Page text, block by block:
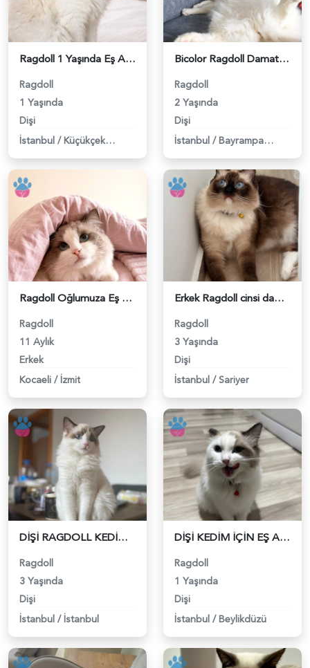
Ragdoll 1 Yaşında Eş Arıyor - 118982749
Ragdoll
1 Yaşında
Dişi
İstanbul / Küçükçekmece
Bicolor Ragdoll Damat Aranıyor - 118982193
Ragdoll
2 Yaşında
Dişi
İstanbul / Bayrampaşa
Ragdoll Oğlumuza Eş Arıyoruz - 118981795
Ragdoll
11 Aylık
Erkek
Kocaeli / İzmit
Erkek Ragdoll cinsi damat adayı arıyoruz - 118981523
Ragdoll
3 Yaşında
Dişi
İstanbul / Sariyer
DİŞİ RAGDOLL KEDİMİZE EŞ ARIYORUZ. - 118981480
Ragdoll
3 Yaşında
Dişi
İstanbul / İstanbul
DİŞİ KEDİM İÇİN EŞ ARIYORUZ - 118981305
Ragdoll
1 Yaşında
Dişi
İstanbul / Beylikdüzü